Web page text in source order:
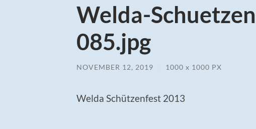
Welda-
085.jpg
NOVEMBER 12, 2019 1000 x 1000 PX
Welda Schützenfest 2013